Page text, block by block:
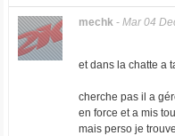
mechk- Mar 04
et dans la chatte a
cherche pas il a
en force et a mis
mais perso je